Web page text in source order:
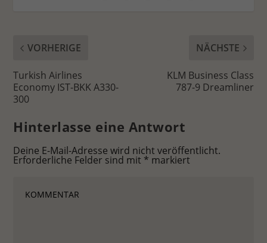
VORHERIGE
Turkish Airlines
Economy IST-BKK A330-
300
NÄCHSTE
KLM Business Class
787-9 Dreamliner
Hinterlasse eine Antwort
Deine E-Mail-Adresse wird nicht veröffentlicht.
Erforderliche Felder sind mit * markiert
Statistik Cookies erfassen Informationen anonym. Diese Informationen
helfen uns zu verstehen, wie unsere Besucher unsere Website nutzen.
Cookie-Informationen anzeigen
Externe Medien (7)
standardmäßig blockiert. Wenn Cookies von externen Medien akzeptiert
werden, bedarf der Zugriff auf diese Inhalte keiner manuellen
Einwilligung mehr.
Cookie-Informationen anzeigen